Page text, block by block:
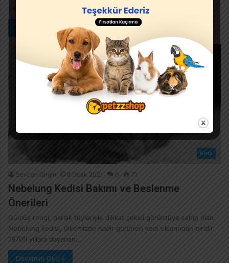
Devamını Oku »
Kedi
Sevcan Girgin 8 Ocak 2021 0 71
Nebelung Kedisi Bakımı ve Beslenme
Önerileri
Gümüş rengi, parlak tüyleriyle dikkat çekici görüntüye sahip olan
Nebelung kedisi, ülkemizde nadir görünen kedi ırklarından biridir.
1970’li yıllara dayanan…
Devamını Oku »